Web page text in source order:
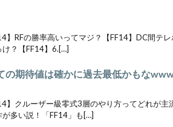
】RFの勝率高いってマジ？【FF14】DC間テ
？【FF14】6.[…]
の期待値は確かに過去最低かもな
】クルーザー級零式3層のやり方ってどれが
多い説！「FF14」も[…]